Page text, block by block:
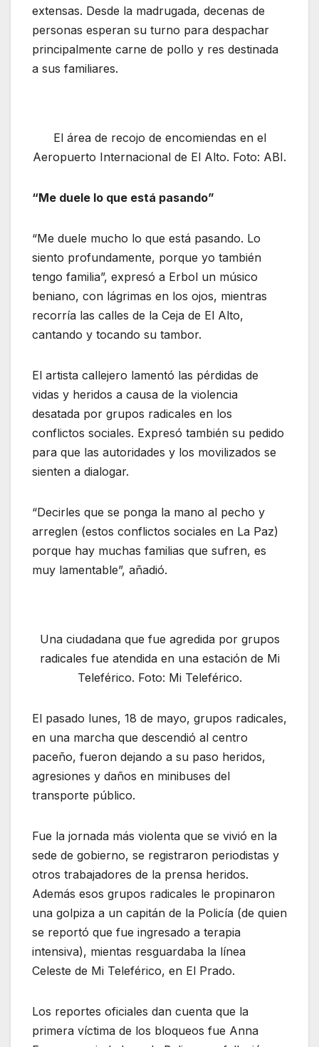
extensas. Desde la madrugada, decenas de
personas esperan su turno para despachar
principalmente carne de pollo y res destinada
a sus familiares.
El área de recojo de encomiendas en el
Aeropuerto Internacional de El Alto. Foto: ABI.
“Me duele lo que está pasando”
“Me duele mucho lo que está pasando. Lo
siento profundamente, porque yo también
tengo familia”, expresó a Erbol un músico
beniano, con lágrimas en los ojos, mientras
recorría las calles de la Ceja de El Alto,
cantando y tocando su tambor.
El artista callejero lamentó las pérdidas de
vidas y heridos a causa de la violencia
desatada por grupos radicales en los
conflictos sociales. Expresó también su pedido
para que las autoridades y los movilizados se
sienten a dialogar.
“Decirles que se ponga la mano al pecho y
arreglen (estos conflictos sociales en La Paz)
porque hay muchas familias que sufren, es
muy lamentable”, añadió.
Una ciudadana que fue agredida por grupos
radicales fue atendida en una estación de Mi
Teleférico. Foto: Mi Teleférico.
El pasado lunes, 18 de mayo, grupos radicales,
en una marcha que descendió al centro
paceño, fueron dejando a su paso heridos,
agresiones y daños en minibuses del
transporte público.
Fue la jornada más violenta que se vivió en la
sede de gobierno, se registraron periodistas y
otros trabajadores de la prensa heridos.
Además esos grupos radicales le propinaron
una golpiza a un capitán de la Policía (de quien
se reportó que fue ingresado a terapia
intensiva), mientas resguardaba la línea
Celeste de Mi Teleférico, en El Prado.
Los reportes oficiales dan cuenta que la
primera víctima de los bloqueos fue Anna